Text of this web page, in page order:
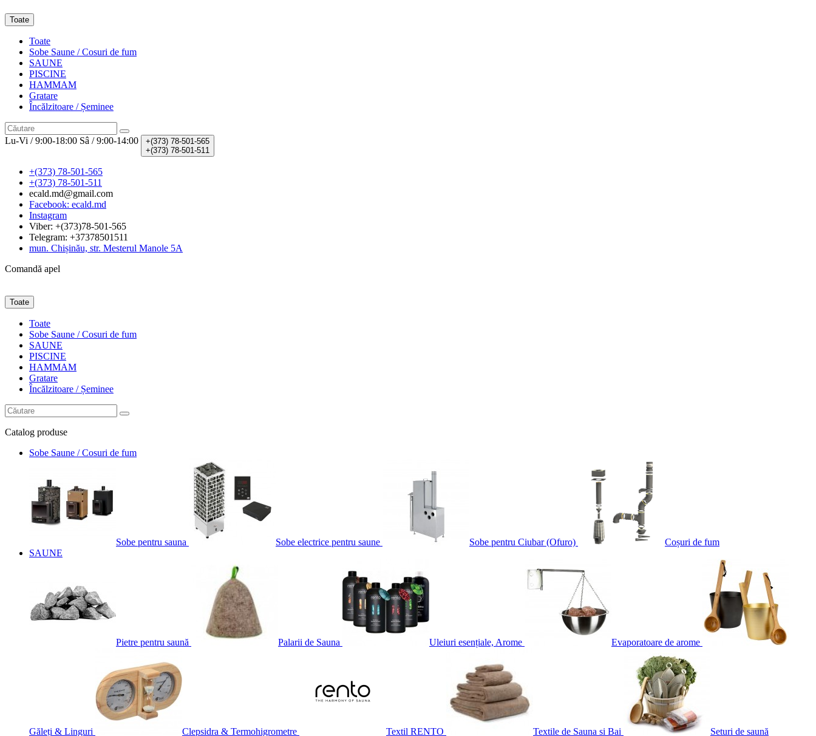
Toate
Toate
Sobe Saune / Cosuri de fum
SAUNE
PISCINE
HAMMAM
Gratare
Încălzitoare / Șeminee
Lu-Vi / 9:00-18:00 Sâ / 9:00-14:00 +(373) 78-501-565
+(373) 78-501-511
+(373) 78-501-565
+(373) 78-501-511
ecald.md@gmail.com
Facebook: ecald.md
Instagram
Viber: +(373)78-501-565
Telegram: +37378501511
mun. Chișinău, str. Mesterul Manole 5A
Comandă apel
Toate
Toate
Sobe Saune / Cosuri de fum
SAUNE
PISCINE
HAMMAM
Gratare
Încălzitoare / Șeminee
Catalog produse
Sobe Saune / Cosuri de fum
Sobe pentru sauna Sobe electrice pentru saune Sobe pentru Ciubar (Ofuro)
Coșuri de fum
SAUNE
Pietre pentru saună Palarii de Sauna Uleiuri esențiale, Arome Evaporatoare de arome
Găleți & Linguri Clepsidra & Termohigrometre Textil RENTO Textile de Sauna si Bai Seturi de saună